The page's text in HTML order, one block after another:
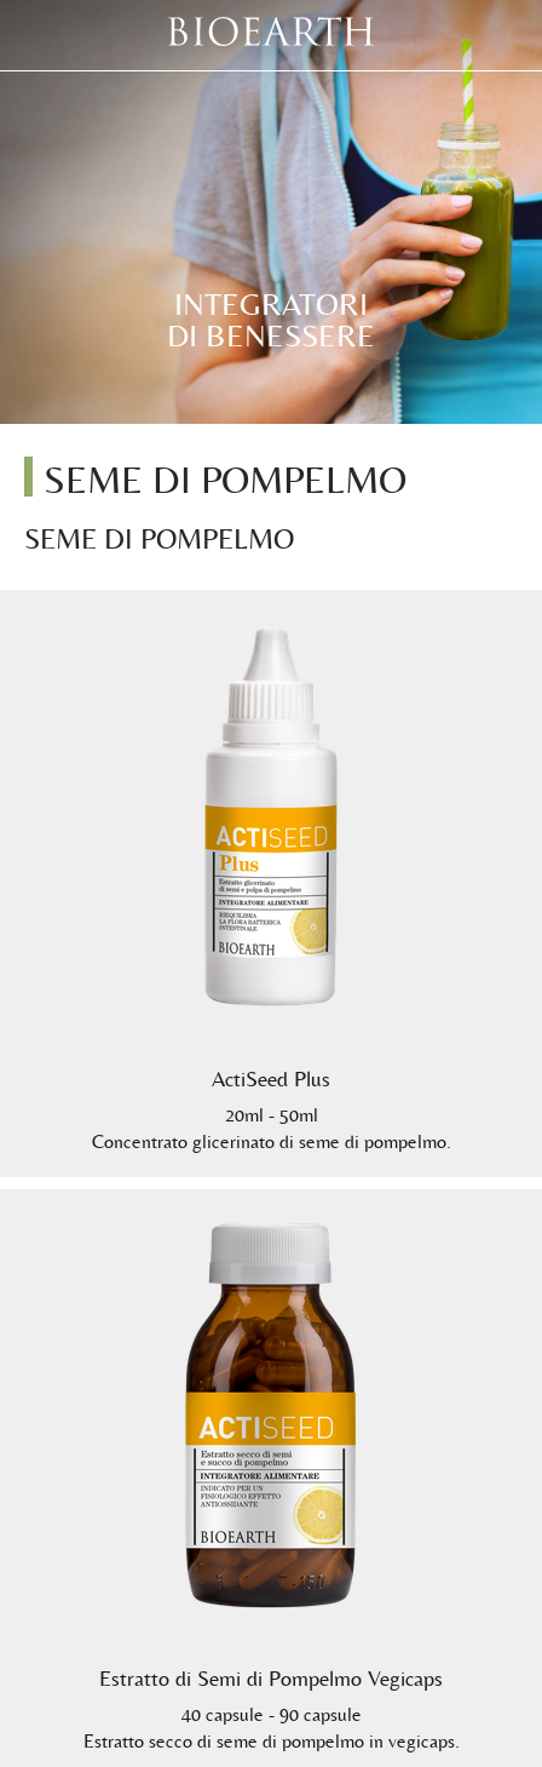
INTEGRATORI
DI BENESSERE
SEME DI POMPELMO
SEME DI POMPELMO
ActiSeed Plus
20ml - 50ml
Concentrato glicerinato di seme di pompelmo.
Estratto di Semi di Pompelmo Vegicaps
40 capsule - 90 capsule
Estratto secco di seme di pompelmo in vegicaps.